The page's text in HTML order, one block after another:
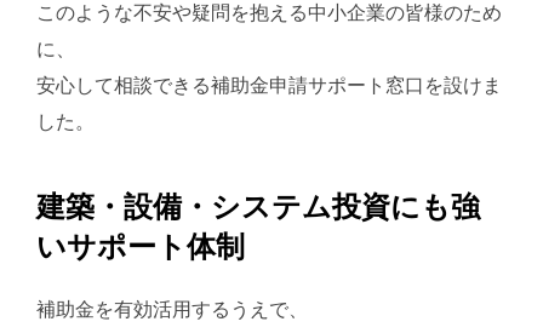
このような不安や疑問を抱える中小企業の皆様のため
に、
安心して相談できる補助金申請サポート窓口を設けま
した。
建築・設備・システム投資にも強
いサポート体制
補助金を有効活用するうえで、